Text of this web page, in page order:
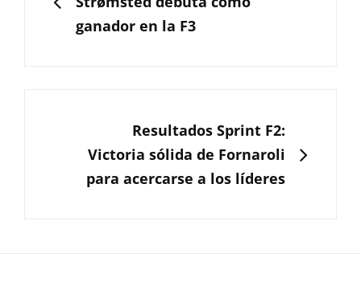
ganador en la F3
Resultados Sprint F2:
Victoria sólida de Fornaroli
para acercarse a los líderes